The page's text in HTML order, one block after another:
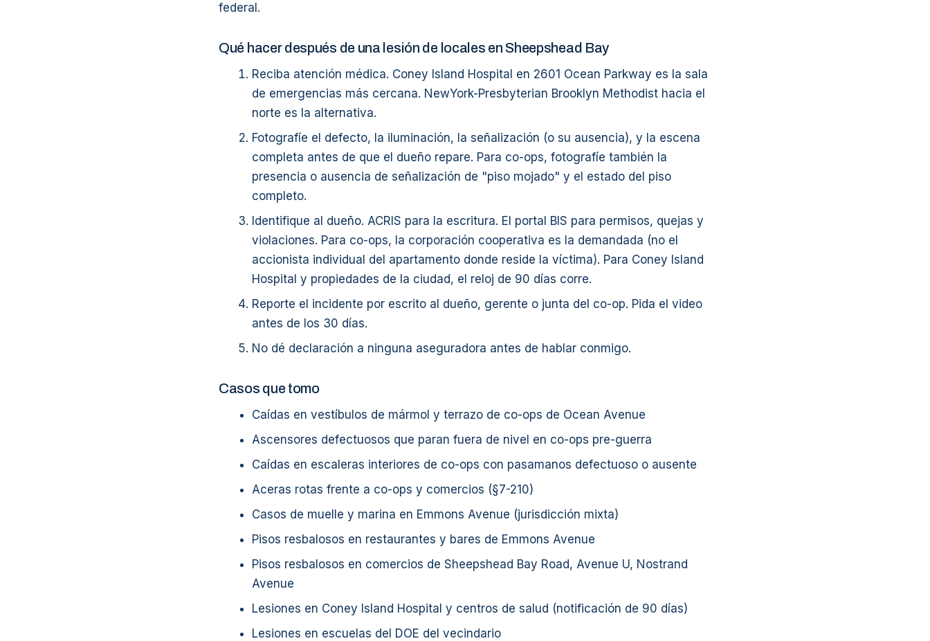
federal.
Qué hacer después de una lesión de locales en Sheepshead Bay
Reciba atención médica. Coney Island Hospital en 2601 Ocean Parkway es la sala
de emergencias más cercana. NewYork-Presbyterian Brooklyn Methodist hacia el
norte es la alternativa.
Fotografíe el defecto, la iluminación, la señalización (o su ausencia), y la escena
completa antes de que el dueño repare. Para co-ops, fotografíe también la
presencia o ausencia de señalización de "piso mojado" y el estado del piso
completo.
Identifique al dueño. ACRIS para la escritura. El portal BIS para permisos, quejas y
violaciones. Para co-ops, la corporación cooperativa es la demandada (no el
accionista individual del apartamento donde reside la víctima). Para Coney Island
Hospital y propiedades de la ciudad, el reloj de 90 días corre.
Reporte el incidente por escrito al dueño, gerente o junta del co-op. Pida el video
antes de los 30 días.
No dé declaración a ninguna aseguradora antes de hablar conmigo.
Casos que tomo
Caídas en vestíbulos de mármol y terrazo de co-ops de Ocean Avenue
Ascensores defectuosos que paran fuera de nivel en co-ops pre-guerra
Caídas en escaleras interiores de co-ops con pasamanos defectuoso o ausente
Aceras rotas frente a co-ops y comercios (§7-210)
Casos de muelle y marina en Emmons Avenue (jurisdicción mixta)
Pisos resbalosos en restaurantes y bares de Emmons Avenue
Pisos resbalosos en comercios de Sheepshead Bay Road, Avenue U, Nostrand
Avenue
Lesiones en Coney Island Hospital y centros de salud (notificación de 90 días)
Lesiones en escuelas del DOE del vecindario